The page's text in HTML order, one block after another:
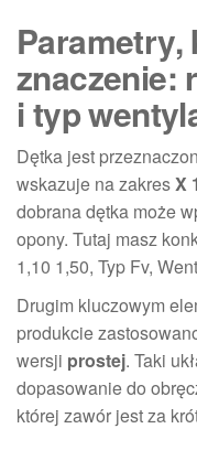
Parametry,
znaczenie:
i typ
Dętka jest
wskazuje na zakresX
dobrana dętka może
opony. Tutaj masz
1,10 1,50, Typ Fv,
Drugim kluczowym
produkcie
wersji prostej. Taki
dopasowanie do
której zawór jest za